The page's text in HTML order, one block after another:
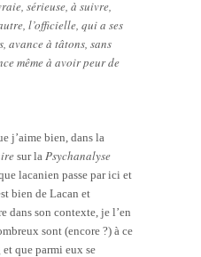
sérieuse, à suivre,
l’officielle, qui a ses
avance à tâtons, sans
même à avoir peur de
j’aime bien, dans la
sur la Psychanalyse
lacanien passe par ici et
bien de Lacan et
dans son contexte, je l’en
sont (encore ?) à ce
que parmi eux se